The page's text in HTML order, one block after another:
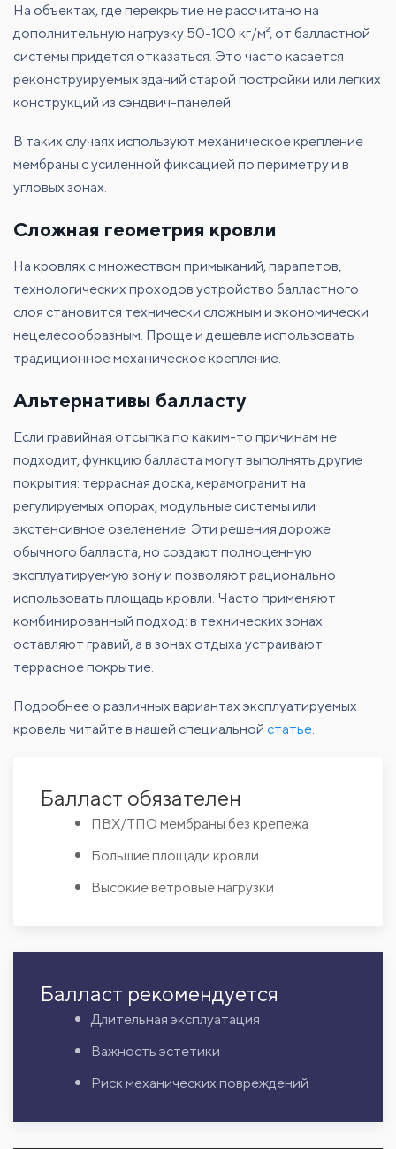
На объектах, где перекрытие не рассчитано на
дополнительную нагрузку 50-100 кг/м², от балластной
системы придется отказаться. Это часто касается
реконструируемых зданий старой постройки или легких
конструкций из сэндвич-панелей.
В таких случаях используют механическое крепление
мембраны с усиленной фиксацией по периметру и в
угловых зонах.
Сложная геометрия кровли
На кровлях с множеством примыканий, парапетов,
технологических проходов устройство балластного
слоя становится технически сложным и экономически
нецелесообразным. Проще и дешевле использовать
традиционное механическое крепление.
Альтернативы балласту
Если гравийная отсыпка по каким-то причинам не
подходит, функцию балласта могут выполнять другие
покрытия: террасная доска, керамогранит на
регулируемых опорах, модульные системы или
экстенсивное озеленение. Эти решения дороже
обычного балласта, но создают полноценную
эксплуатируемую зону и позволяют рационально
использовать площадь кровли. Часто применяют
комбинированный подход: в технических зонах
оставляют гравий, а в зонах отдыха устраивают
террасное покрытие.
Подробнее о различных вариантах эксплуатируемых
кровель читайте в нашей специальной статье
Балласт обязателен
ПВХ/ТПО мембраны без крепежа
Большие площади кровли
Высокие ветровые нагрузки
Балласт рекомендуется
Длительная эксплуатация
Важность эстетики
Риск механических повреждений